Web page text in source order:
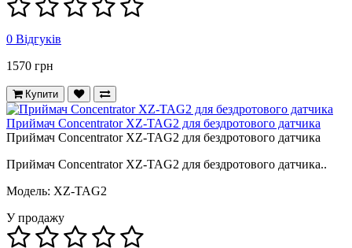
0 Відгуків
1570 грн
Купити
Приймач Concentrator XZ-TAG2 для бездротового датчика
Приймач Concentrator XZ-TAG2 для бездротового датчика
Приймач Concentrator XZ-TAG2 для бездротового датчика..
Модель: XZ-TAG2
У продажу